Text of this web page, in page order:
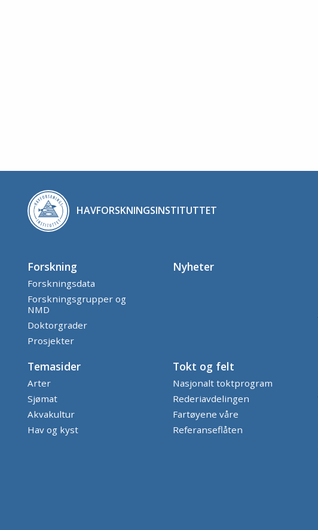
HAVFORSKNINGSINSTITUTTET
Forskning
Forskningsdata
Forskningsgrupper og
NMD
Doktorgrader
Prosjekter
Nyheter
Temasider
Arter
Sjømat
Akvakultur
Hav og kyst
Tokt og felt
Nasjonalt toktprogram
Rederiavdelingen
Fartøyene våre
Referanseflåten